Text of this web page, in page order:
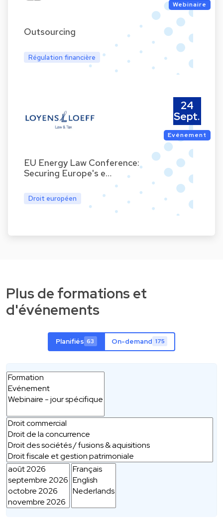
Outsourcing
Régulation financière
Webinaire
EU Energy Law Conference:
Securing Europe's e…
Droit européen
24
Sept.
Evénement
Plus de formations et
d'événements
Planifiés 63 On-demand 175